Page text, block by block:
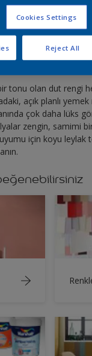
tonu olan dut rengi
açık planlı
çok daha lüks
zengin, samimi bir
için koyu leylak
Cookies Settings
Reject All